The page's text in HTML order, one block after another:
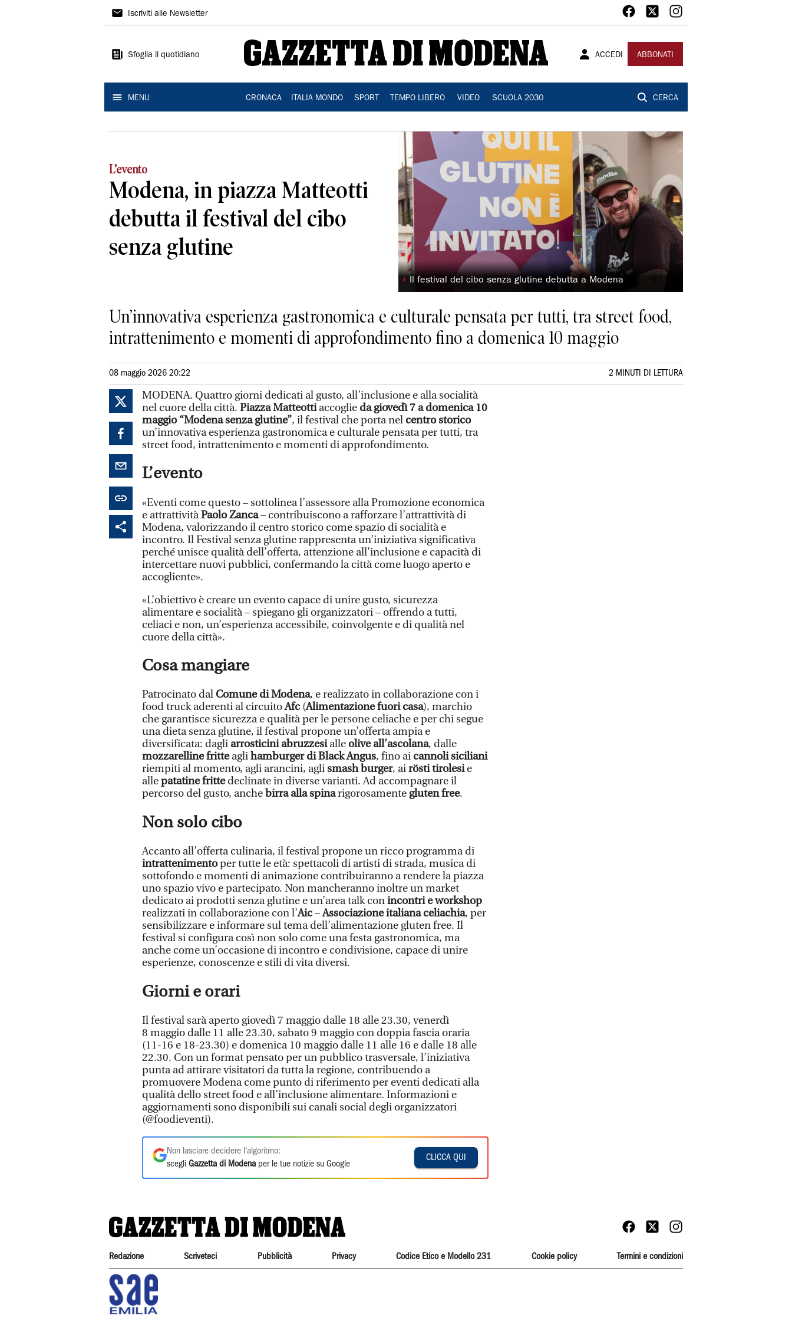
Gazzetta
Modena
Iscriviti alle Newsletter
Sfoglia il quotidiano ACCEDI ABBONATI
MENU CRONACA ITALIA MONDO SPORT TEMPO LIBERO VIDEO SCUOLA 2030 CERCA
L’evento
Modena, in piazza Matteotti
debutta il festival del cibo
senza glutine
◗ Il festival del cibo senza glutine debutta a Modena
Un’innovativa esperienza gastronomica e culturale pensata per tutti, tra street food,
intrattenimento e momenti di approfondimento fino a domenica 10 maggio
08 maggio 2026 20:22 2 MINUTI DI LETTURA
MODENA. Quattro giorni dedicati al gusto, all’inclusione e alla socialità
nel cuore della città. Piazza Matteottiaccoglie da giovedì 7 a domenica 10
maggio “Modena senza glutine”, il festival che porta nel centro storico
un’innovativa esperienza gastronomica e culturale pensata per tutti, tra
street food, intrattenimento e momenti di approfondimento.
L’evento
«Eventi come questo – sottolinea l’assessore alla Promozione economica
e attrattivitàPaolo Zanca– contribuiscono a rafforzare l’attrattività di
Modena, valorizzando il centro storico come spazio di socialità e
incontro. Il Festival senza glutine rappresenta un’iniziativa significativa
perché unisce qualità dell’offerta, attenzione all’inclusione e capacità di
intercettare nuovi pubblici, confermando la città come luogo aperto e
accogliente».
«L’obiettivo è creare un evento capace di unire gusto, sicurezza
alimentare e socialità – spiegano gli organizzatori – offrendo a tutti,
celiaci e non, un’esperienza accessibile, coinvolgente e di qualità nel
cuore della città».
Cosa mangiare
Patrocinato dal Comune di Modena, e realizzato in collaborazione con i
food truck aderenti al circuitoAfc (Alimentazione fuori casa), marchio
che garantisce sicurezza e qualità per le persone celiache e per chi segue
una dieta senza glutine, il festival propone un’offerta ampia e
diversificata: dagli arrosticini abruzzesialle olive all’ascolana, dalle
mozzarelline fritteaglihamburger di Black Angus, fino ai cannoli siciliani
riempiti al momento, agli arancini, aglismash burger, airösti tirolesie
allepatatine frittedeclinate in diverse varianti. Ad accompagnare il
percorso del gusto, anche birra alla spinarigorosamentegluten free.
Non solo cibo
Accanto all’offerta culinaria, il festival propone un ricco programma di
intrattenimentoper tutte le età: spettacoli di artisti di strada, musica di
sottofondo e momenti di animazione contribuiranno a rendere la piazza
uno spazio vivo e partecipato. Non mancheranno inoltre un market
dedicato ai prodotti senza glutine e un’area talk conincontri e workshop
realizzati in collaborazione con l’Aic–Associazione italiana celiachia, per
sensibilizzare e informare sul tema dell’alimentazione gluten free. Il
festival si configura così non solo come una festa gastronomica, ma
anche come un’occasione di incontro e condivisione, capace di unire
esperienze, conoscenze e stili di vita diversi.
Giorni e orari
Il festival sarà aperto giovedì 7 maggio dalle 18 alle 23.30, venerdì
8 maggio dalle 11 alle 23.30, sabato 9 maggio con doppia fascia oraria
(11-16 e 18-23.30) e domenica 10 maggio dalle 11 alle 16 e dalle 18 alle
22.30. Con un format pensato per un pubblico trasversale, l’iniziativa
punta ad attirare visitatori da tutta la regione, contribuendo a
promuovere Modena come punto di riferimento per eventi dedicati alla
qualità dello street food e all’inclusione alimentare. Informazioni e
aggiornamenti sono disponibili sui canali social degli organizzatori
(@foodieventi).
Non lasciare decidere l'algoritmo:
scegli Gazzetta di Modena per le tue notizie su Google
CLICCA QUI
Redazione Scriveteci Pubblicità Privacy Codice Etico e Modello 231 Cookie policy Termini e condizioni